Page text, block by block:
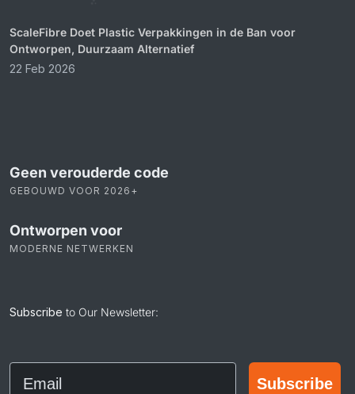
ScaleFibre Doet Plastic Verpakkingen in de Ban voor
Ontworpen, Duurzaam Alternatief
22 Feb 2026
Geen verouderde code
GEBOUWD VOOR 2026+
Ontworpen voor
MODERNE NETWERKEN
Subscribe to Our Newsletter:
Email
Subscribe